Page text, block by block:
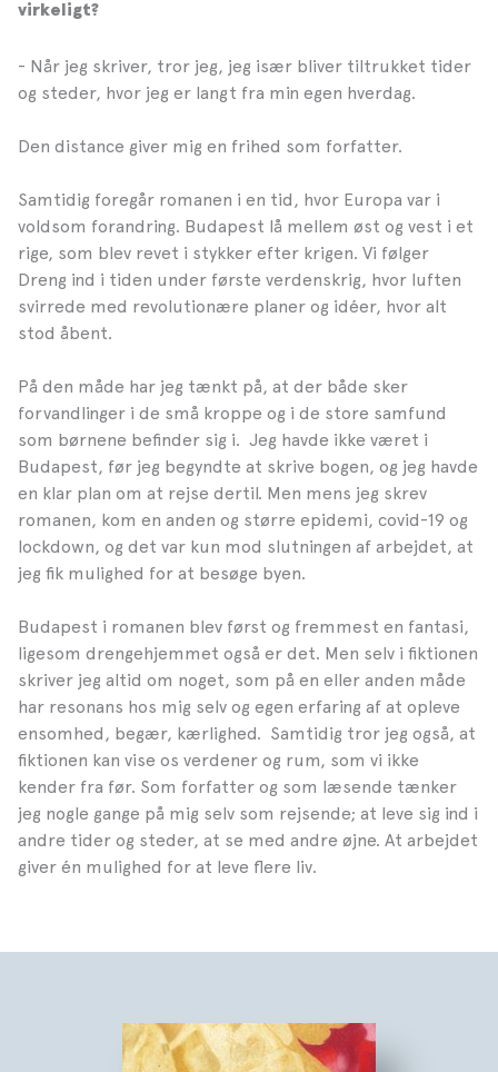
virkeligt?
- Når jeg skriver, tror jeg, jeg især bliver tiltrukket tider
og steder, hvor jeg er langt fra min egen hverdag.
Den distance giver mig en frihed som forfatter.
Samtidig foregår romanen i en tid, hvor Europa var i
voldsom forandring. Budapest lå mellem øst og vest i et
rige, som blev revet i stykker efter krigen. Vi følger
Dreng ind i tiden under første verdenskrig, hvor luften
svirrede med revolutionære planer og idéer, hvor alt
stod åbent.
På den måde har jeg tænkt på, at der både sker
forvandlinger i de små kroppe og i de store samfund
som børnene befinder sig i. Jeg havde ikke været i
Budapest, før jeg begyndte at skrive bogen, og jeg havde
en klar plan om at rejse dertil. Men mens jeg skrev
romanen, kom en anden og større epidemi, covid-19 og
lockdown, og det var kun mod slutningen af arbejdet, at
jeg fik mulighed for at besøge byen.
Budapest i romanen blev først og fremmest en fantasi,
ligesom drengehjemmet også er det. Men selv i fiktionen
skriver jeg altid om noget, som på en eller anden måde
har resonans hos mig selv og egen erfaring af at opleve
ensomhed, begær, kærlighed. Samtidig tror jeg også, at
fiktionen kan vise os verdener og rum, som vi ikke
kender fra før. Som forfatter og som læsende tænker
jeg nogle gange på mig selv som rejsende; at leve sig ind i
andre tider og steder, at se med andre øjne. At arbejdet
giver én mulighed for at leve flere liv.